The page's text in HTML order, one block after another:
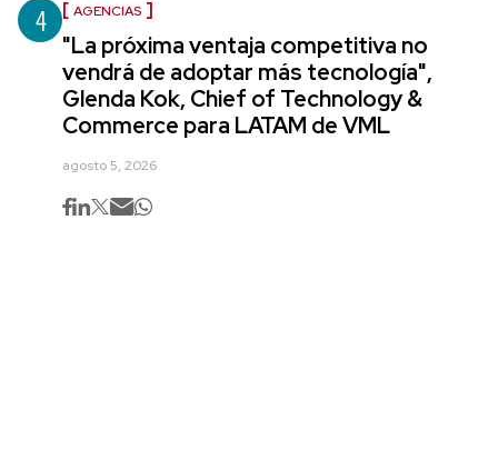
4 AGENCIAS
"La próxima ventaja competitiva no
vendrá de adoptar más tecnología",
Glenda Kok, Chief of Technology &
Commerce para LATAM de VML
agosto 5, 2026